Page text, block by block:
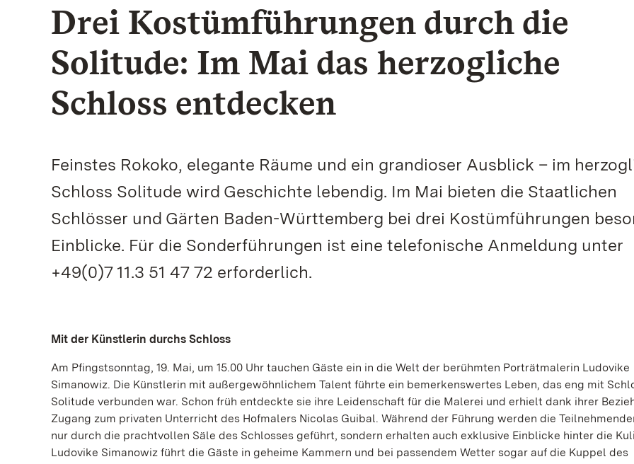
Drei Kostümführungen durch die
Solitude: Im Mai das herzogliche
Schloss entdecken
Feinstes Rokoko, elegante Räume und ein grandioser Ausblick – im
Schloss Solitude wird Geschichte lebendig. Im Mai bieten die Staatlichen
Schlösser und Gärten Baden-Württemberg bei drei Kostümführungen
Einblicke. Für die Sonderführungen ist eine telefonische Anmeldung unter
+49(0)7 11.3 51 47 72 erforderlich.
Mit der Künstlerin durchs Schloss
Am Pfingstsonntag, 19. Mai, um 15.00 Uhr tauchen Gäste ein in die Welt der berühmten Porträtmalerin Ludovike
Simanowiz. Die Künstlerin mit außergewöhnlichem Talent führte ein bemerkenswertes Leben, das eng mit
Solitude verbunden war. Schon früh entdeckte sie ihre Leidenschaft für die Malerei und erhielt dank ihrer
Zugang zum privaten Unterricht des Hofmalers Nicolas Guibal. Während der Führung werden die
nur durch die prachtvollen Säle des Schlosses geführt, sondern erhalten auch exklusive Einblicke hinter die
Ludovike Simanowiz führt die Gäste in geheime Kammern und bei passendem Wetter sogar auf die Kuppel des